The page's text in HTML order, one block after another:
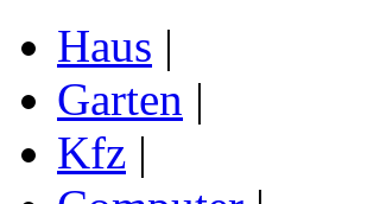
Haus |
Garten |
Kfz |